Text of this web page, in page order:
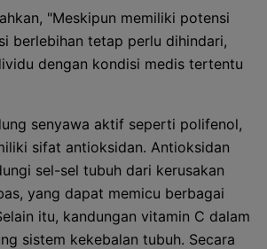
"Meskipun memiliki potensi
berlebihan tetap perlu dihindari,
dengan kondisi medis tertentu
senyawa aktif seperti polifenol,
sifat antioksidan. Antioksidan
sel-sel tubuh dari kerusakan
yang dapat memicu berbagai
itu, kandungan vitamin C dalam
sistem kekebalan tubuh. Secara